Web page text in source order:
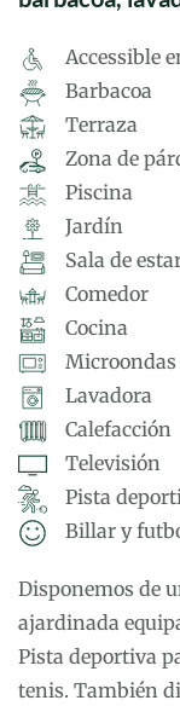
Accessible
Barbacoa
Terraza
Zona de
Piscina
Jardín
Sala de
Comedor
Cocina
Microondas
Lavadora
Calefacción
Televisión
Pista
Billar y
Disponemos de
ajardinada
Pista deportiva
tenis. También